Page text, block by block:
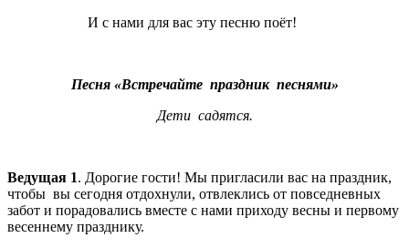
И с нами для вас эту песню поёт!
Песня «Встречайте праздник песнями»
Дети садятся.
Ведущая 1. Дорогие гости! Мы пригласили вас на праздник,
чтобы вы сегодня отдохнули, отвлеклись от повседневных
забот и порадовались вместе с нами приходу весны и первому
весеннему празднику.